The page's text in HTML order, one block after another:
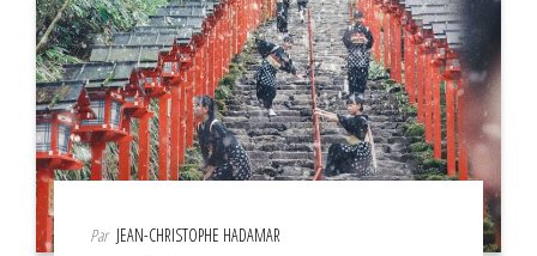
Par JEAN-CHRISTOPHE HADAMAR